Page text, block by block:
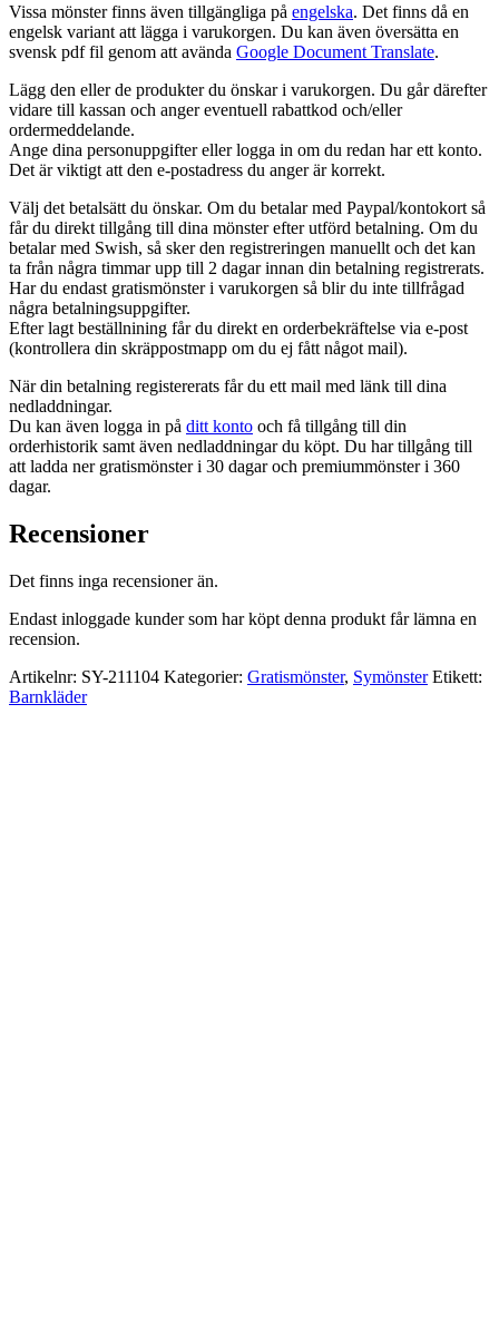
Vissa mönster finns även tillgängliga på engelska. Det finns då en
engelsk variant att lägga i varukorgen. Du kan även översätta en
svensk pdf fil genom att avända Google Document Translate.
Lägg den eller de produkter du önskar i varukorgen. Du går därefter
vidare till kassan och anger eventuell rabattkod och/eller
ordermeddelande.
Ange dina personuppgifter eller logga in om du redan har ett konto.
Det är viktigt att den e-postadress du anger är korrekt.
Välj det betalsätt du önskar. Om du betalar med Paypal/kontokort så
får du direkt tillgång till dina mönster efter utförd betalning. Om du
betalar med Swish, så sker den registreringen manuellt och det kan
ta från några timmar upp till 2 dagar innan din betalning registrerats.
Har du endast gratismönster i varukorgen så blir du inte tillfrågad
några betalningsuppgifter.
Efter lagt beställnining får du direkt en orderbekräftelse via e-post
(kontrollera din skräppostmapp om du ej fått något mail).
När din betalning registererats får du ett mail med länk till dina
nedladdningar.
Du kan även logga in på ditt konto och få tillgång till din
orderhistorik samt även nedladdningar du köpt. Du har tillgång till
att ladda ner gratismönster i 30 dagar och premiummönster i 360
dagar.
Recensioner
Det finns inga recensioner än.
Endast inloggade kunder som har köpt denna produkt får lämna en
recension.
Artikelnr: SY-211104 Kategorier: Gratismönster, Symönster Etikett:
Barnkläder